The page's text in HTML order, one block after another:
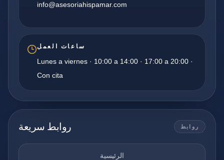
info@asesoriahispamar.com
ساعات العمل
Lunes a viernes · 10:00 a 14:00 · 17:00 a 20:00 ·
Con cita
روابط سريعة روابط
الرئيسية